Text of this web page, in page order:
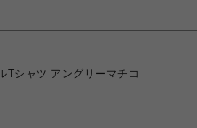
Tシャツ アングリーマチコ